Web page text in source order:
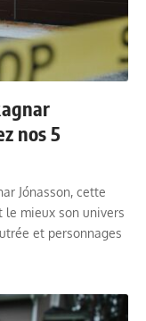
nos 5
Jónasson, cette
mieux son univers
et personnages